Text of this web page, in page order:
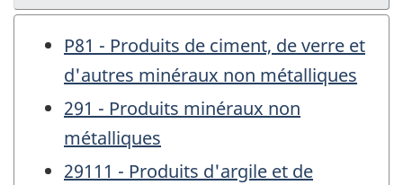
P81 - Produits de ciment, de verre et
d'autres minéraux non métalliques
291 - Produits minéraux non
métalliques
29111 - Produits d'argile et de